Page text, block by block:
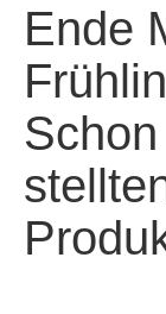
Ende